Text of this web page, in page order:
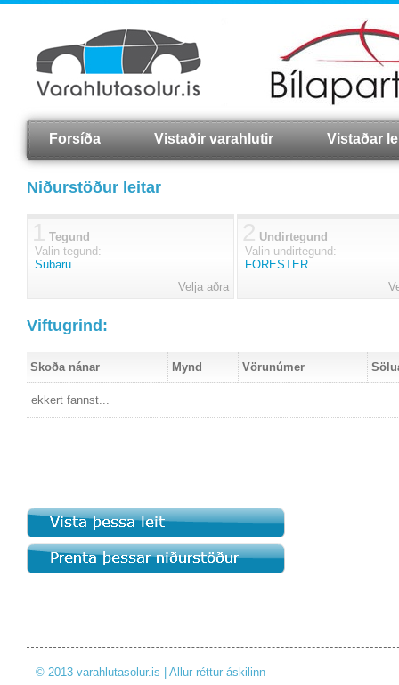
Forsíða Vistaðir varahlutir Vistaðar
Niðurstöður leitar
1 Tegund
Valin tegund:
Subaru
Velja aðra
2 Undirtegund
Valin undirtegund:
FORESTER
Viftugrind:
Skoða nánar Mynd Vörunúmer
ekkert fannst...
© 2013 varahlutasolur.is | Allur réttur áskilinn